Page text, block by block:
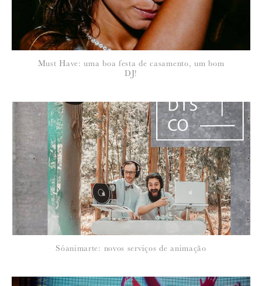
Para saber como tratamos e protegemos os seus dados, leia a nossa
política de privacidade
19 de Março de 2013
CÊ
Eles vão fazer o meu casamento :D!!
19 de Março de 2013
Excelente escolha!
Must Have: uma boa festa de casamento, um bom
DJ!
Sóanimarte: novos serviços de animação